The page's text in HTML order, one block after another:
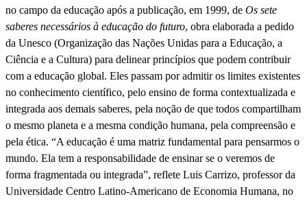
no campo da educação após a publicação, em 1999, de Os sete
saberes necessários à educação do futuro, obra elaborada a pedido
da Unesco (Organização das Nações Unidas para a Educação, a
Ciência e a Cultura) para delinear princípios que podem contribuir
com a educação global. Eles passam por admitir os limites existentes
no conhecimento científico, pelo ensino de forma contextualizada e
integrada aos demais saberes, pela noção de que todos compartilham
o mesmo planeta e a mesma condição humana, pela compreensão e
pela ética. “A educação é uma matriz fundamental para pensarmos o
mundo. Ela tem a responsabilidade de ensinar se o veremos de
forma fragmentada ou integrada”, reflete Luis Carrizo, professor da
Universidade Centro Latino-Americano de Economia Humana, no